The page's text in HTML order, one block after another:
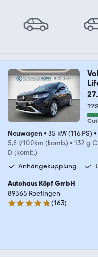
Neuwagen• 85 kW (116 PS) •
5,8 l/100km (komb.) • 132 g
D (komb.)
Anhängekupplung
Autohaus Köpf GmbH
89365 Roefingen
5 Sterne
(163)